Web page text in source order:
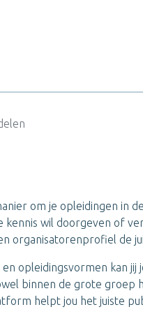
om je opleidingen in
wil doorgeven of
organisatorenprofiel de
opleidingsvormen kan jij
binnen de grote groep
helpt jou het juiste